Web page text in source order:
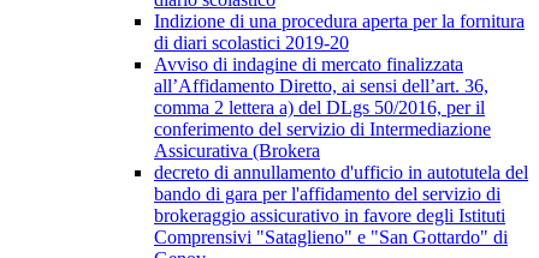
Indizione di una procedura aperta per la fornitura
di diari scolastici 2019-20
Avviso di indagine di mercato finalizzata
all’Affidamento Diretto, ai sensi dell’art. 36,
comma 2 lettera a) del DLgs 50/2016, per il
conferimento del servizio di Intermediazione
Assicurativa (Brokera
decreto di annullamento d'ufficio in autotutela del
bando di gara per l'affidamento del servizio di
brokeraggio assicurativo in favore degli Istituti
Comprensivi "Sataglieno" e "San Gottardo" di